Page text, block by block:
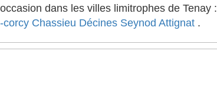
dans les villes limitrophes de Tenay :
corcy Chassieu Décines Seynod Attignat .